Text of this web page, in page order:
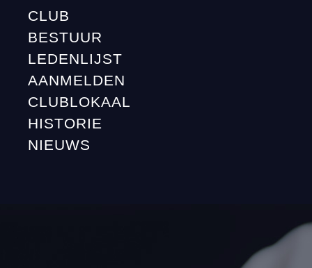
CLUB
BESTUUR
LEDENLIJST
AANMELDEN
CLUBLOKAAL
HISTORIE
NIEUWS